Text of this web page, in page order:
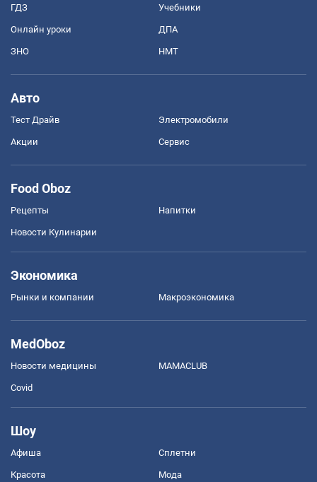
ГДЗ Учебники
Онлайн уроки ДПА
ЗНО НМТ
Авто
Тест Драйв Электромобили
Акции Сервис
Food Oboz
Рецепты Напитки
Новости Кулинарии
Экономика
Рынки и компании Mакроэкономика
MedOboz
Новости медицины MAMACLUB
Covid
Шоу
Афиша Сплетни
Красота Мода